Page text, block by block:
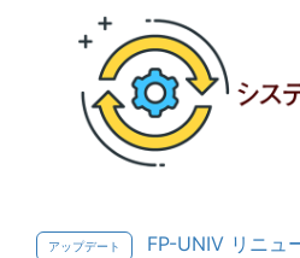
アップデート
FP-UNIV リニュ